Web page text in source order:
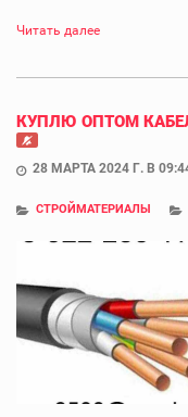
Читать далее
КУПЛЮ ОПТОМ
28 МАРТА 2024 Г. В
СТРОЙМАТЕРИАЛЫ